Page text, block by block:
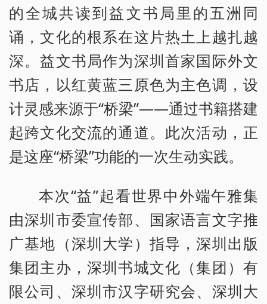
的全城共读到益文书局里的五洲同
诵，文化的根系在这片热土上越扎越
深。益文书局作为深圳首家国际外文
书店，以红黄蓝三原色为主色调，设
计灵感来源于“桥梁”——通过书籍搭建
起跨文化交流的通道。此次活动，正
是这座“桥梁”功能的一次生动实践。
本次“益”起看世界中外端午雅集
由深圳市委宣传部、国家语言文字推
广基地（深圳大学）指导，深圳出版
集团主办，深圳书城文化（集团）有
限公司、深圳市汉字研究会、深圳大